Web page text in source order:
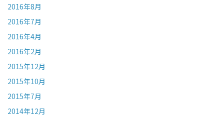
2016年8月
2016年7月
2016年4月
2016年2月
2015年12月
2015年10月
2015年7月
2014年12月